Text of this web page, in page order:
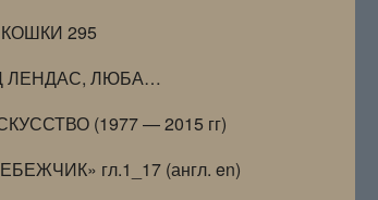
КОШКИ 295
ЛЕНДАС, ЛЮБА…
(1977 — 2015 гг)
гл.1_17 (англ. en)